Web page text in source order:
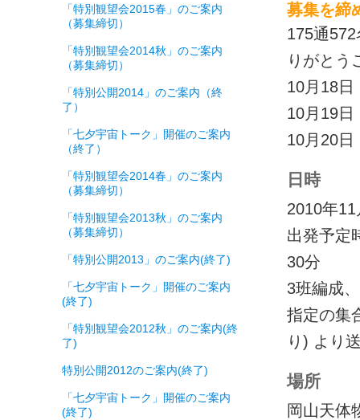
募集を締
175通
りがとう
10月18
10月19
10月20
日時
2010年
出発予定
30分
3班編成
指定の集
り) より
場所
岡山天体
「特別観望会2015春」のご案内
（募集締切）
「特別観望会2014秋」のご案内
（募集締切）
「特別公開2014」のご案内（終
了）
「七夕宇宙トーク」開催のご案内
（終了）
「特別観望会2014春」のご案内
（募集締切）
「特別観望会2013秋」のご案内
（募集締切）
「特別公開2013」のご案内(終了)
「七夕宇宙トーク」開催のご案内
(終了)
「特別観望会2012秋」のご案内(終
了)
特別公開2012のご案内(終了)
「七夕宇宙トーク」開催のご案内
(終了)